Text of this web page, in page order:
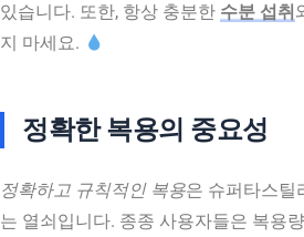
있습니다. 또한, 항상 충분한 수분 섭취
지 마세요.
정확한 복용의 중요성
정확하고 규칙적인 복용은 슈퍼타스틸
는 열쇠입니다. 종종 사용자들은 복용